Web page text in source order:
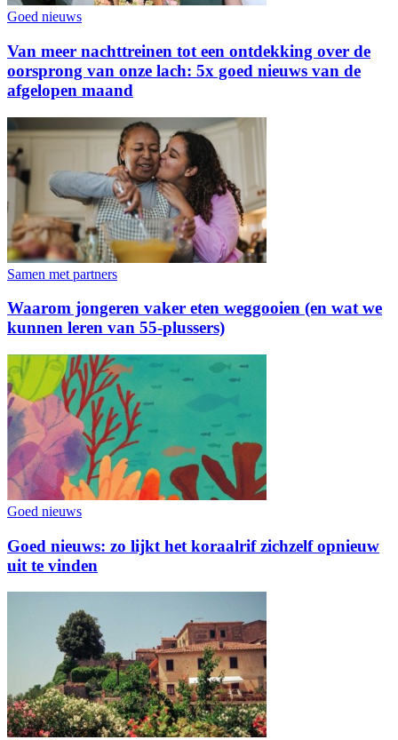
Goed nieuws
Van meer nachttreinen tot een ontdekking over de
oorsprong van onze lach: 5x goed nieuws van de
afgelopen maand
Samen met partners
Waarom jongeren vaker eten weggooien (en wat we
kunnen leren van 55-plussers)
Goed nieuws
Goed nieuws: zo lijkt het koraalrif zichzelf opnieuw
uit te vinden